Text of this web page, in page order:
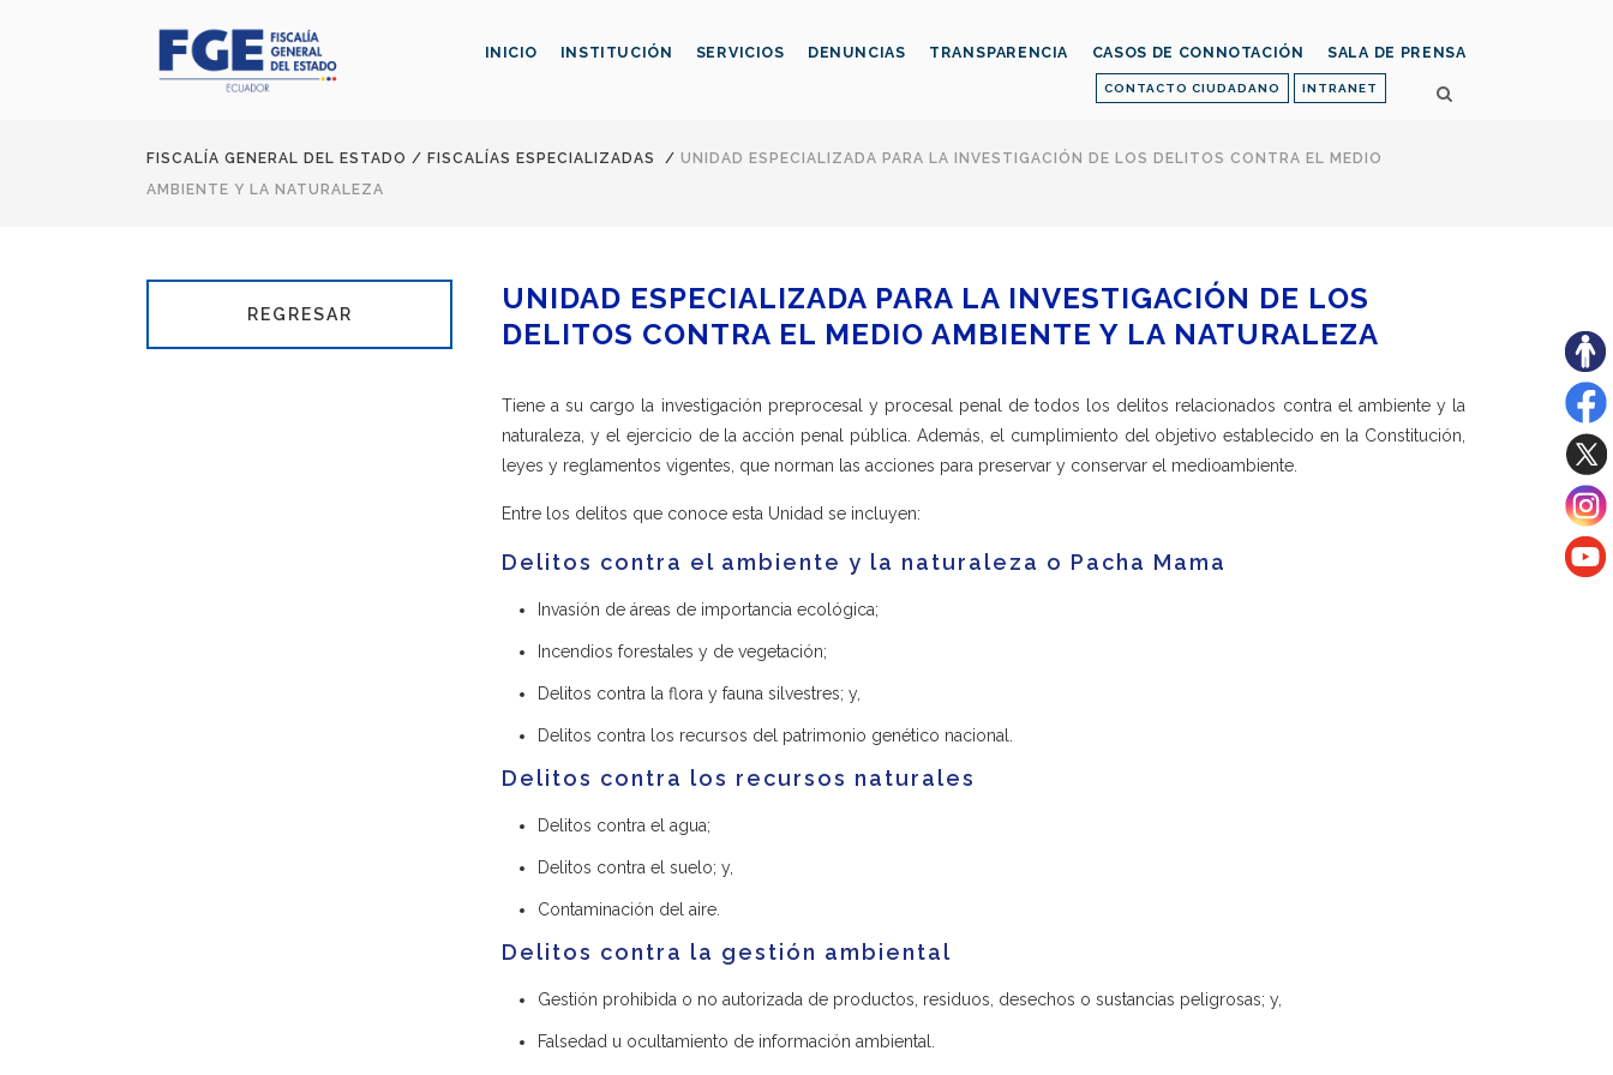
CONTACTO CIUDADANO INTRANET
INICIO INSTITUCIÓN SERVICIOS DENUNCIAS TRANSPARENCIA CASOS DE CONNOTACIÓN SALA DE PRENSA
FISCALÍA GENERAL DEL ESTADO / FISCALÍAS ESPECIALIZADAS / UNIDAD ESPECIALIZADA PARA LA INVESTIGACIÓN DE LOS DELITOS CONTRA EL MEDIO
AMBIENTE Y LA NATURALEZA
REGRESAR
UNIDAD ESPECIALIZADA PARA LA INVESTIGACIÓN DE LOS
DELITOS CONTRA EL MEDIO AMBIENTE Y LA NATURALEZA
Tiene a su cargo la investigación preprocesal y procesal penal de todos los delitos relacionados contra el ambiente y la
naturaleza, y el ejercicio de la acción penal pública. Además, el cumplimiento del objetivo establecido en la Constitución,
leyes y reglamentos vigentes, que norman las acciones para preservar y conservar el medioambiente.
Entre los delitos que conoce esta Unidad se incluyen:
Delitos contra el ambiente y la naturaleza o Pacha Mama
Invasión de áreas de importancia ecológica;
Incendios forestales y de vegetación;
Delitos contra la flora y fauna silvestres; y,
Delitos contra los recursos del patrimonio genético nacional.
Delitos contra los recursos naturales
Delitos contra el agua;
Delitos contra el suelo; y,
Contaminación del aire.
Delitos contra la gestión ambiental
Gestión prohibida o no autorizada de productos, residuos, desechos o sustancias peligrosas; y,
Falsedad u ocultamiento de información ambiental.